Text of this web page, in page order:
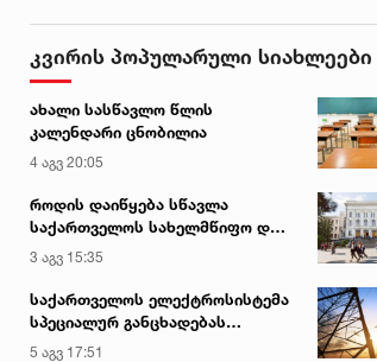
კვირის პოპულარული სიახლეები
ახალი სასწავლო წლის
კალენდარი ცნობილია
4 აგვ 20:05
როდის დაიწყება სწავლა
საქართველოს სახელმწიფო და
კერძო უნივერსიტეტებში
3 აგვ 15:35
საქართველოს ელექტროსისტემა
სპეციალურ განცხადებას
ავრცელებს
5 აგვ 17:51